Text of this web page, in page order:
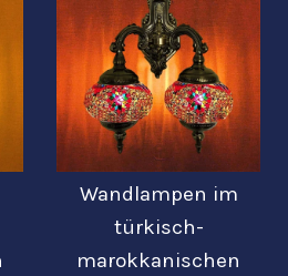
/ /2 /3
im
/ /2 /3
im
Wandlampen im
türkisch-
marokkanischen